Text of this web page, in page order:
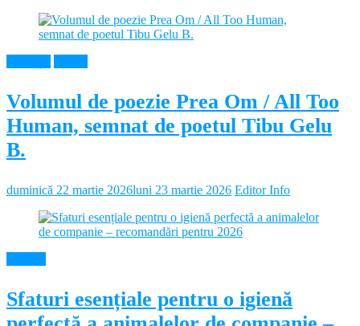
Volumul de poezie Prea Om / All Too
Human, semnat de poetul Tibu Gelu
B.
duminică 22 martie 2026luni 23 martie 2026 Editor Info
Sfaturi esențiale pentru o igienă